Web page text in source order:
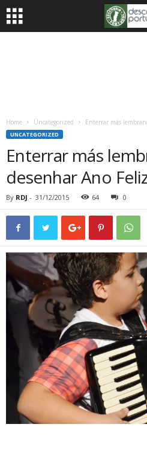
Home Uncategorized Enterrar más
UNCATEGORIZED
Enterrar más
desenhar Ano
By RDJ - 31/12/2015 64 0